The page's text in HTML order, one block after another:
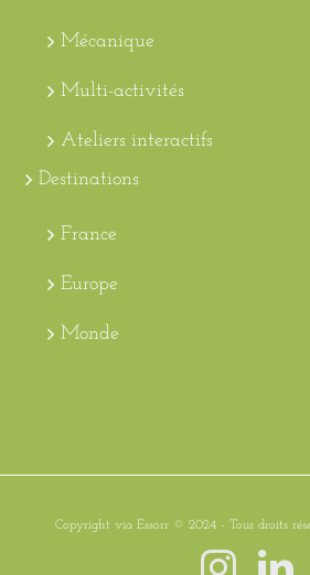
Mécanique
Multi-activités
Ateliers interactifs
Destinations
France
Europe
Monde
Copyright via Essorr © 2024 - Tous droits